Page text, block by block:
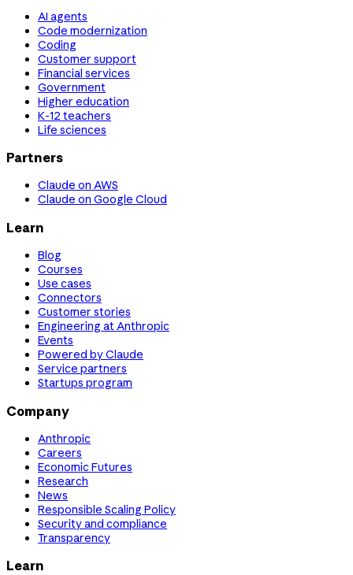
AI agents
Code modernization
Coding
Customer support
Financial services
Government
Higher education
K-12 teachers
Life sciences
Partners
Claude on AWS
Claude on Google Cloud
Learn
Blog
Courses
Use cases
Connectors
Customer stories
Engineering at Anthropic
Events
Powered by Claude
Service partners
Startups program
Company
Anthropic
Careers
Economic Futures
Research
News
Responsible Scaling Policy
Security and compliance
Transparency
Learn